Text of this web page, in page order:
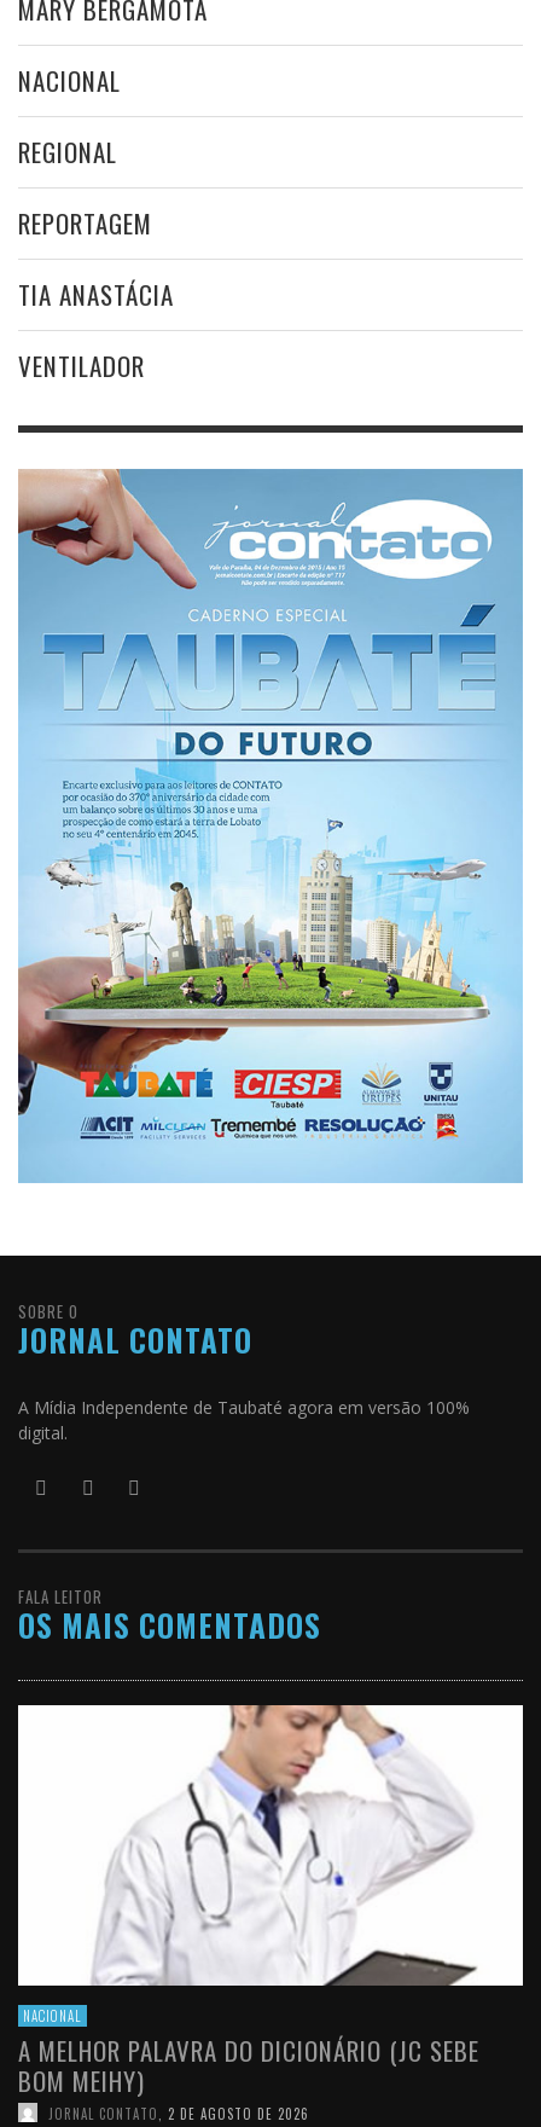
MARY BERGAMOTA
NACIONAL
REGIONAL
REPORTAGEM
TIA ANASTÁCIA
VENTILADOR
SOBRE O
JORNAL CONTATO
A Mídia Independente de Taubaté agora em versão 100%
digital.
FALA LEITOR
OS MAIS COMENTADOS
NACIONAL
A MELHOR PALAVRA DO DICIONÁRIO (JC SEBE
BOM MEIHY)
JORNAL CONTATO 2 DE AGOSTO DE 2026